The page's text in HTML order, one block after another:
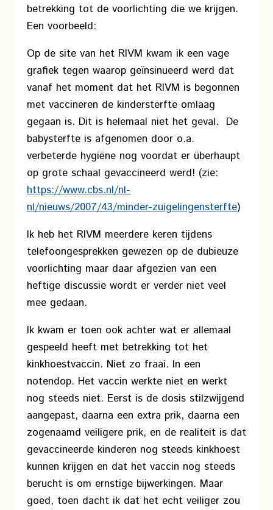
betrekking tot de voorlichting die we krijgen.
Een voorbeeld:
Op de site van het RIVM kwam ik een vage
grafiek tegen waarop geïnsinueerd werd dat
vanaf het moment dat het RIVM is begonnen
met vaccineren de kindersterfte omlaag
gegaan is. Dit is helemaal niet het geval. De
babysterfte is afgenomen door o.a.
verbeterde hygiëne nog voordat er überhaupt
op grote schaal gevaccineerd werd! (zie:
https://www.cbs.nl/nl-
nl/nieuws/2007/43/minder-zuigelingensterfte)
Ik heb het RIVM meerdere keren tijdens
telefoongesprekken gewezen op de dubieuze
voorlichting maar daar afgezien van een
heftige discussie wordt er verder niet veel
mee gedaan.
Ik kwam er toen ook achter wat er allemaal
gespeeld heeft met betrekking tot het
kinkhoestvaccin. Niet zo fraai. In een
notendop. Het vaccin werkte niet en werkt
nog steeds niet. Eerst is de dosis stilzwijgend
aangepast, daarna een extra prik, daarna een
zogenaamd veiligere prik, en de realiteit is dat
gevaccineerde kinderen nog steeds kinkhoest
kunnen krijgen en dat het vaccin nog steeds
berucht is om ernstige bijwerkingen. Maar
goed, toen dacht ik dat het echt veiliger zou